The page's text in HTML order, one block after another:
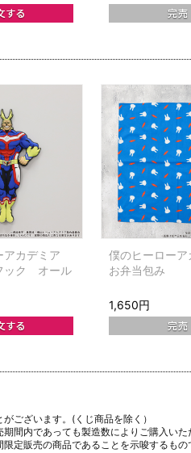
アカデミア
ック オール
僕のヒーロー
お弁当包み
1,650円
ございます。(くじ商品を除く）
間内であっても製造数によりご購入いた
定販売の商品であることを示唆するもの